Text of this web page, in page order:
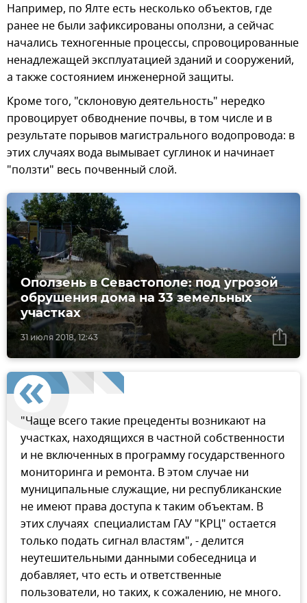
Например, по Ялте есть несколько объектов, где
ранее не были зафиксированы оползни, а сейчас
начались техногенные процессы, спровоцированные
ненадлежащей эксплуатацией зданий и сооружений,
а также состоянием инженерной защиты.
Кроме того, "склоновую деятельность" нередко
провоцирует обводнение почвы, в том числе и в
результате порывов магистрального водопровода: в
этих случаях вода вымывает суглинок и начинает
"ползти" весь почвенный слой.
31 июля 2018, 12:43
Оползень в Севастополе: под угрозой
обрушения дома на 33 земельных
участках
"Чаще всего такие прецеденты возникают на
участках, находящихся в частной собственности
и не включенных в программу государственного
мониторинга и ремонта. В этом случае ни
муниципальные служащие, ни республиканские
не имеют права доступа к таким объектам. В
этих случаях специалистам ГАУ "КРЦ" остается
только подать сигнал властям", - делится
неутешительными данными собеседница и
добавляет, что есть и ответственные
пользователи, но таких, к сожалению, не много.